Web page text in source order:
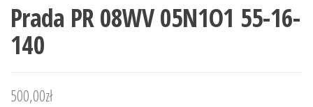
Prada PR 08WV 05N1O1 55-16-
140
500,00zł